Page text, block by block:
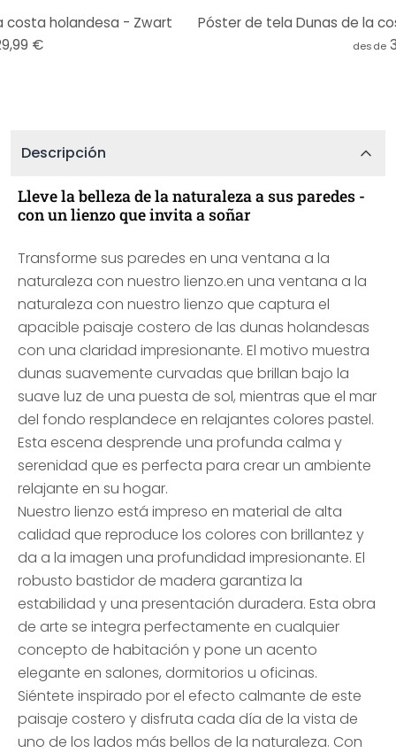
costa holandesa - Zwart
€
desde
Descripción
Lleve la belleza de la naturaleza a sus paredes -
con un lienzo que invita a soñar
Transforme sus paredes en una ventana a la
naturaleza con nuestro lienzo.en una ventana a la
naturaleza con nuestro lienzo que captura el
apacible paisaje costero de las dunas holandesas
con una claridad impresionante. El motivo muestra
dunas suavemente curvadas que brillan bajo la
suave luz de una puesta de sol, mientras que el mar
del fondo resplandece en relajantes colores pastel.
Esta escena desprende una profunda calma y
serenidad que es perfecta para crear un ambiente
relajante en su hogar.
Nuestro lienzo está impreso en material de alta
calidad que reproduce los colores con brillantez y
da a la imagen una profundidad impresionante. El
robusto bastidor de madera garantiza la
estabilidad y una presentación duradera. Esta obra
de arte se integra perfectamente en cualquier
concepto de habitación y pone un acento
elegante en salones, dormitorios u oficinas.
Siéntete inspirado por el efecto calmante de este
paisaje costero y disfruta cada día de la vista de
uno de los lados más bellos de la naturaleza. Con